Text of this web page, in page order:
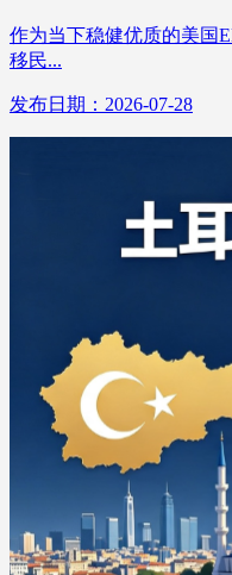
作为当下稳健优质的美国
移民...
发布日期：2026-07-28